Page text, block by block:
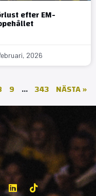
efter EM-
2026
9 … 343 NÄSTA »